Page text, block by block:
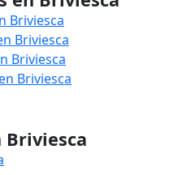
Briviesca
Briviesca
Briviesca
Briviesca
Briviesca